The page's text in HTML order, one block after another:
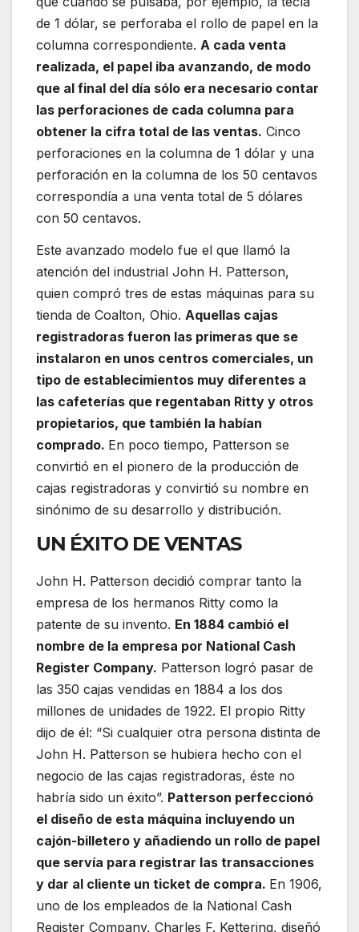
de 1 dólar, se perforaba el rollo de papel en la
columna correspondiente. A cada venta
realizada, el papel iba avanzando, de modo
que al final del día sólo era necesario contar
las perforaciones de cada columna para
obtener la cifra total de las ventas. Cinco
perforaciones en la columna de 1 dólar y una
perforación en la columna de los 50 centavos
correspondía a una venta total de 5 dólares
con 50 centavos.
Este avanzado modelo fue el que llamó la
atención del industrial John H. Patterson,
quien compró tres de estas máquinas para su
tienda de Coalton, Ohio. Aquellas cajas
registradoras fueron las primeras que se
instalaron en unos centros comerciales, un
tipo de establecimientos muy diferentes a
las cafeterías que regentaban Ritty y otros
propietarios, que también la habían
comprado. En poco tiempo, Patterson se
convirtió en el pionero de la producción de
cajas registradoras y convirtió su nombre en
sinónimo de su desarrollo y distribución.
UN ÉXITO DE VENTAS
John H. Patterson decidió comprar tanto la
empresa de los hermanos Ritty como la
patente de su invento. En 1884 cambió el
nombre de la empresa por National Cash
Register Company. Patterson logró pasar de
las 350 cajas vendidas en 1884 a los dos
millones de unidades de 1922. El propio Ritty
dijo de él: “Si cualquier otra persona distinta de
John H. Patterson se hubiera hecho con el
negocio de las cajas registradoras, éste no
habría sido un éxito”. Patterson perfeccionó
el diseño de esta máquina incluyendo un
cajón-billetero y añadiendo un rollo de papel
que servía para registrar las transacciones
y dar al cliente un ticket de compra. En 1906,
uno de los empleados de la National Cash
Register Company, Charles F. Kettering, diseñó